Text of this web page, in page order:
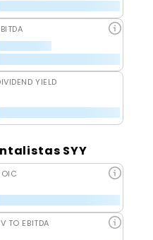
YIELD
SYY
TO EBITDA